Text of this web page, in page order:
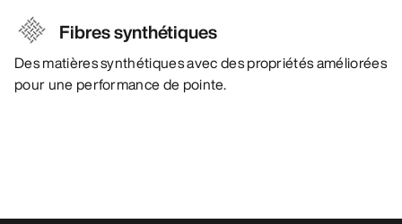
Fibres synthétiques
Des matières synthétiques avec des propriétés améliorées
pour une performance de pointe.